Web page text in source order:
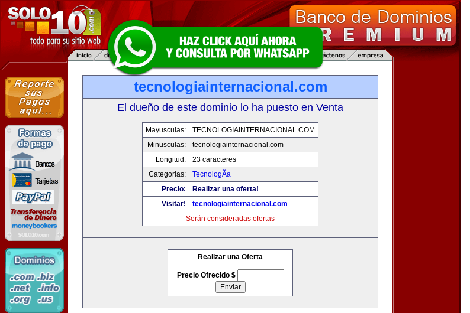
tecnologiainternacional.com
El dueño de este dominio lo ha puesto en Venta
Mayusculas:
TECNOLOGIAINTERNACIONAL.COM
Minusculas:
tecnologiainternacional.com
Longitud:
23 caracteres
Categorias:
TecnologÃ­a
Precio:
Realizar una oferta!
Visitar!
tecnologiainternacional.com
Serán consideradas ofertas
Realizar una Oferta
Precio Ofrecido $